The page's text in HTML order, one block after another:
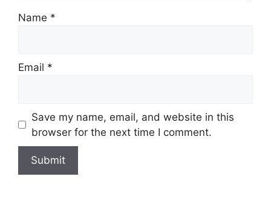
Name *
Email *
Save my name, email, and website in this
browser for the next time I comment.